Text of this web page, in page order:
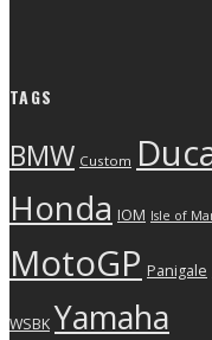
TAGS
BMW Custom
Honda IOM Isle of
MotoGP Panigale
WSBK Yamaha